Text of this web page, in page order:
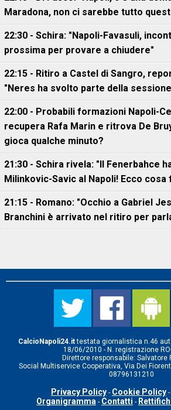
Maradona, non ci sarebbe tutto
22:30 - Schira: "Napoli-Favasuli,
prossima per provare a chiudere"
22:15 - Ritiro a Castel di Sangro,
"Neres ha svolto parte della
22:00 - Probabili formazioni Napoli-
recupera Rafa Marin e ritrova De
gioca qualche minuto?
21:30 - Schira rivela: "Il Fenerbahce
Milinkovic-Savic al Napoli! Ecco cosa
21:15 - Romano: "Occhio a Gabriel
Branchini è arrivato nel ritiro per
CalcioNapoli24.ittestata giornalistica n.46 aut.
18/06/2010 - N. registrazione
Direttore responsabile: Salvatore
Social Multiservice Cooperativa, Via Dei
08796131210
Privacy Policy - Cookie Policy -
Organigramma - Contatti -